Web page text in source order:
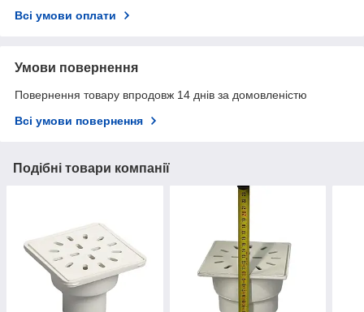
Всі умови оплати
Умови повернення
Повернення товару впродовж 14 днів за домовленістю
Всі умови повернення
Подібні товари компанії